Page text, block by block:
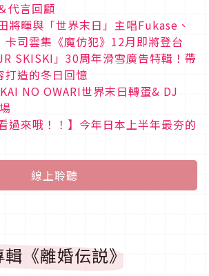
代言回顧
將暉與「世界末日」主唱Fukase 、
卡司雲集《魔仿犯》12月即將登台
JR SKISKI」30周年滑雪廣告特輯！帶
打造的冬日回憶
NO OWARI世界末日轉蛋& DJ
看過來哦！！】今年日本上半年最夯的
線上聆聽
《離婚伝説》